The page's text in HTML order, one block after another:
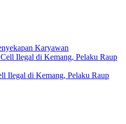
Karyawan
Ilegal di Kemang, Pelaku Raup